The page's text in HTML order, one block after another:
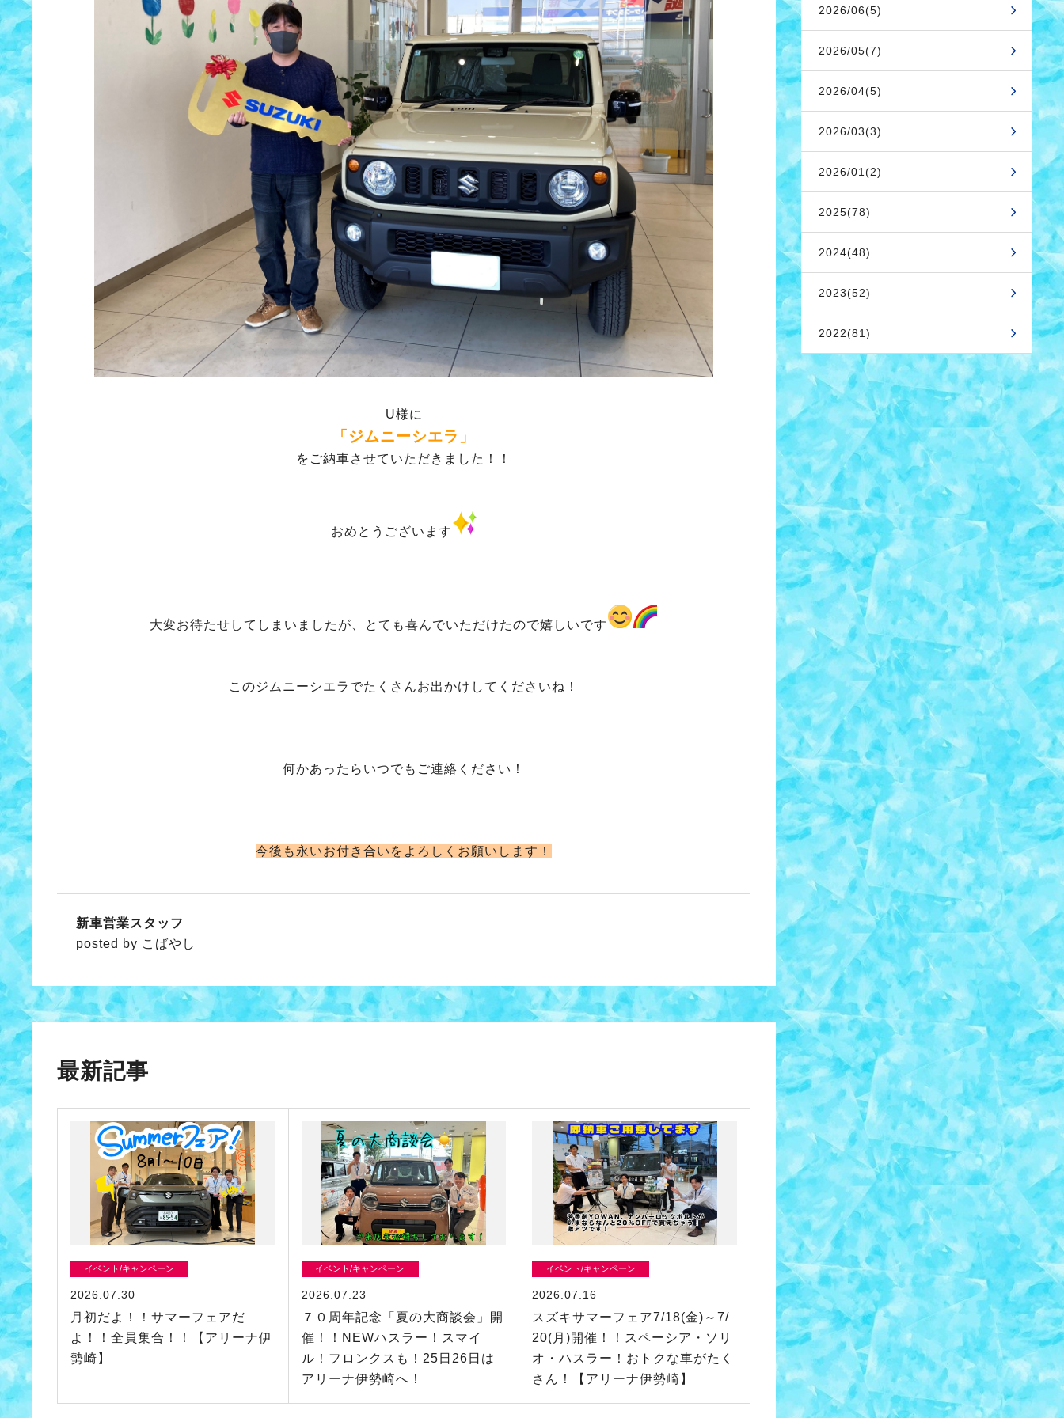
U様に
「ジムニーシエラ」
をご納車させていただきました！！
おめとうございます
大変お待たせしてしまいましたが、とても喜んでいただけたので嬉しいです
このジムニーシエラでたくさんお出かけしてくださいね！
何かあったらいつでもご連絡ください！
今後も永いお付き合いをよろしくお願いします！
新車営業スタッフ
posted by こばやし
最新記事
イベント/キャンペーン
2026.07.30
月初だよ！！サマーフェアだ
よ！！全員集合！！【アリーナ伊
勢崎】
イベント/キャンペーン
2026.07.23
７０周年記念「夏の大商談会」開
催！！NEWハスラー！スマイ
ル！フロンクスも！25日26日は
アリーナ伊勢崎へ！
イベント/キャンペーン
2026.07.16
スズキサマーフェア7/18(金)～7/
20(月)開催！！スペーシア・ソリ
オ・ハスラー！おトクな車がたく
さん！【アリーナ伊勢崎】
2026/06(5)
2026/05(7)
2026/04(5)
2026/03(3)
2026/01(2)
2025(78)
2024(48)
2023(52)
2022(81)